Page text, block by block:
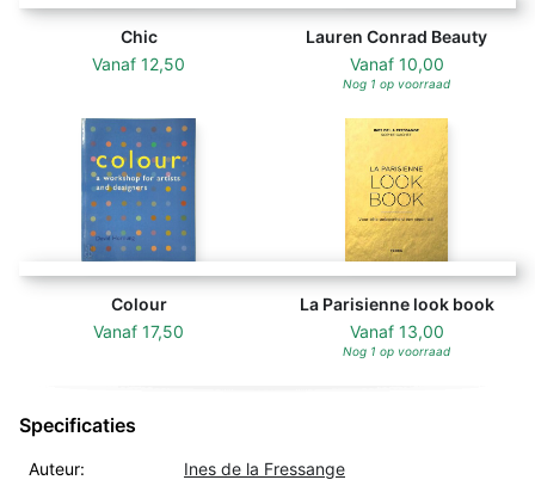
Chic
Vanaf 12,50
Lauren Conrad Beauty
Vanaf 10,00
Nog 1 op voorraad
Colour
Vanaf 17,50
La Parisienne look book
Vanaf 13,00
Nog 1 op voorraad
Specificaties
Auteur: Ines de la Fressange